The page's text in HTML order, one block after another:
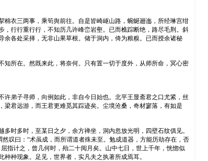
衣三两事，乘筍舆前往。自是皆崎岖山路，蜿蜒逦迤，所经琳宫绀
行行重行行，不知历几许峰峦岩壑。已而樵踪断绝，路尽毛荆。斜
各处采择，无非山果草根。储于洞内，倚为粮糗。已而授余诸秘
所在。然既来此，将奈何。只有置一切于度外，从师所命，冥心密
弟子寻师，向例如此，非自今日始也。北平王显斋君之口尤紧，丝
君远游，而王君更难觅其踪迹矣。尘境沧桑，奇材寥落，有如是
时多时，至某日之夕，余方禅坐，洞内忽放光明，四壁石纹俱见。
叹曰：“术虽成，而所谓道者殊未至。勉成道器，方能历劫存在，否
指计之，曾几何时，殆二十阅月矣。山中七日，世上千年，恍惚似
种现象。足见，世界者，实凡夫之执著所成焉耳。